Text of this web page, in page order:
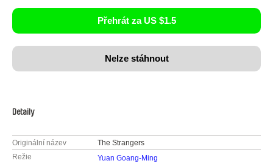
Přehrát za US $1.5
Nelze stáhnout
Detaily
Originální název
The Strangers
Režie
Yuan Goang-Ming